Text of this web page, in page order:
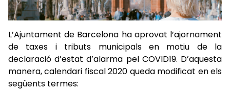
L’Ajuntament de Barcelona ha aprovat l’ajornament
de taxes i tributs municipals en motiu de la
declaració d’estat d’alarma pel COVID19. D’aquesta
manera, calendari fiscal 2020 queda modificat en els
següents termes: